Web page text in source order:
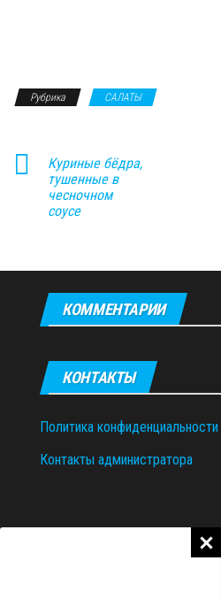
Рубрика САЛАТЫ
Куриные бёдра,
тушенные в
чесночном
соусе
КОММЕНТАРИИ
КОНТАКТЫ
Политика конфиденциальности
Контакты администратора